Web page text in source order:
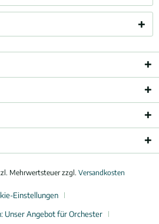
Mehrwertsteuer zzgl. Versandkosten
Einstellungen
Unser Angebot für Orchester